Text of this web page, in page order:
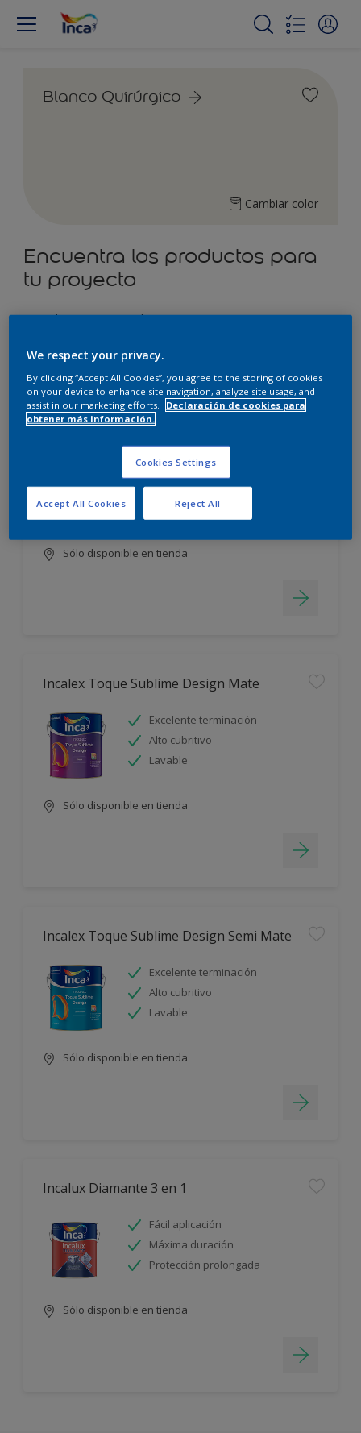
Blanco Quirúrgico
Cambiar color
Encuentra los productos para
tu proyecto
4Productos encontrados
Satinca
Excelente terminación
Máxima duración
Protección prolongada
Sólo disponible en tienda
Incalex Toque Sublime Design Mate
Excelente terminación
Alto cubritivo
Lavable
Sólo disponible en tienda
Incalex Toque Sublime Design Semi Mate
Excelente terminación
Alto cubritivo
Lavable
Sólo disponible en tienda
Incalux Diamante 3 en 1
Fácil aplicación
Máxima duración
Protección prolongada
Sólo disponible en tienda
We respect your privacy.
By clicking “Accept All Cookies”, you agree to the storing of cookies
on your device to enhance site navigation, analyze site usage, and
assist in our marketing efforts.
Declaración de cookies para
obtener más información.
Cookies Settings
Reject All
Accept All Cookies